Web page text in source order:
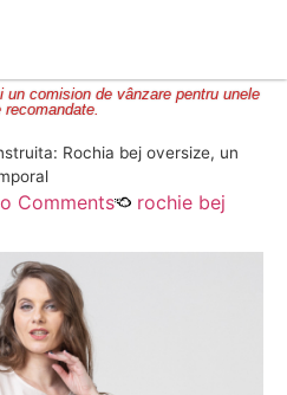
un comision de vânzare pentru unele
recomandate.
Rochia bej oversize, un
Comments rochie bej